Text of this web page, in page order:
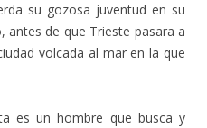
su gozosa juventud en su
antes de que Trieste pasara a
volcada al mar en la que
es un hombre que busca y